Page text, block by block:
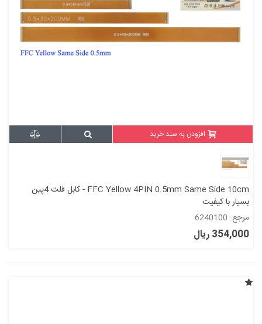
افزودن به سبد خرید
FFC Yellow 4PIN 0.5mm Same Side 10cm - کابل فلت 4پین
بسیار با کیفیت
مرجع: 6240100
354,000 ریال